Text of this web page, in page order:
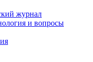
журнал
и вопросы